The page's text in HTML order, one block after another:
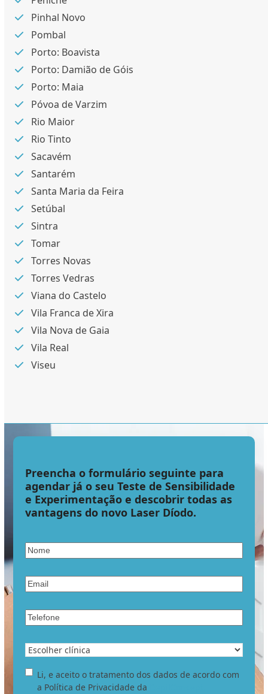
Pinhal Novo
Pombal
Porto: Boavista
Porto: Damião de Góis
Porto: Maia
Póvoa de Varzim
Rio Maior
Rio Tinto
Sacavém
Santarém
Santa Maria da Feira
Setúbal
Sintra
Tomar
Torres Novas
Torres Vedras
Viana do Castelo
Vila Franca de Xira
Vila Nova de Gaia
Vila Real
Viseu
Preencha o formulário seguinte para
agendar já o seu Teste de Sensibilidade
e Experimentação e descobrir todas as
vantagens do novo Laser Díodo.
Nome*
Email*
Telefone*
Clínica
Li Li, e aceito o tratamento dos dados de acordo com
a Política de Privacidade da